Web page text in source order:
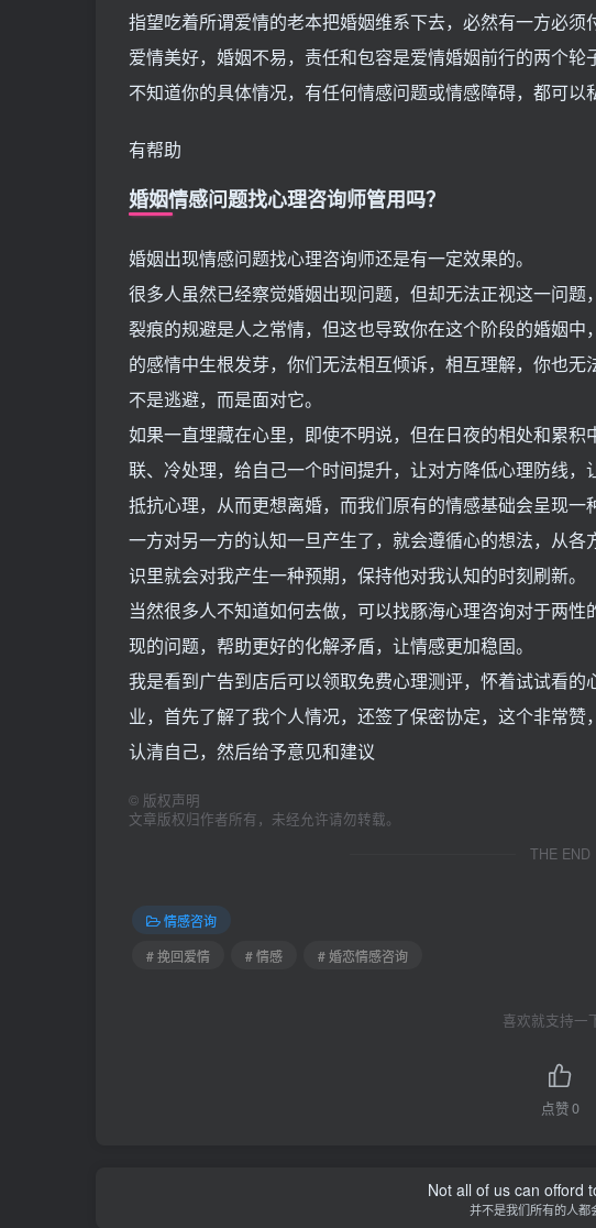
指望吃着所谓爱情的老本把婚姻维系下去，必然有一方必须
爱情美好，婚姻不易，责任和包容是爱情婚姻前行的两个轮
不知道你的具体情况，有任何情感问题或情感障碍，都可以
有帮助
婚姻情感问题找心理咨询师管用吗？
婚姻出现情感问题找心理咨询师还是有一定效果的。
很多人虽然已经察觉婚姻出现问题，但却无法正视这一问
裂痕的规避是人之常情，但这也导致你在这个阶段的婚姻
的感情中生根发芽，你们无法相互倾诉，相互理解，你也
不是逃避，而是面对它。
如果一直埋藏在心里，即使不明说，但在日夜的相处和累
联、冷处理，给自己一个时间提升，让对方降低心理防线
抵抗心理，从而更想离婚，而我们原有的情感基础会呈现一
一方对另一方的认知一旦产生了，就会遵循心的想法，从
识里就会对我产生一种预期，保持他对我认知的时刻刷新。
当然很多人不知道如何去做，可以找豚海心理咨询对于两
现的问题，帮助更好的化解矛盾，让情感更加稳固。
我是看到广告到店后可以领取免费心理测评，怀着试试看
业，首先了解了我个人情况，还签了保密协定，这个非常
认清自己，然后给予意见和建议
© 版权声明
文章版权归作者所有，未经允许请勿转载。
THE END
情感咨询
# 挽回爱情
# 情感 # 婚恋情感咨询
喜欢就支持一
点赞0
Not all of us can offord
并不是我们所有的人都